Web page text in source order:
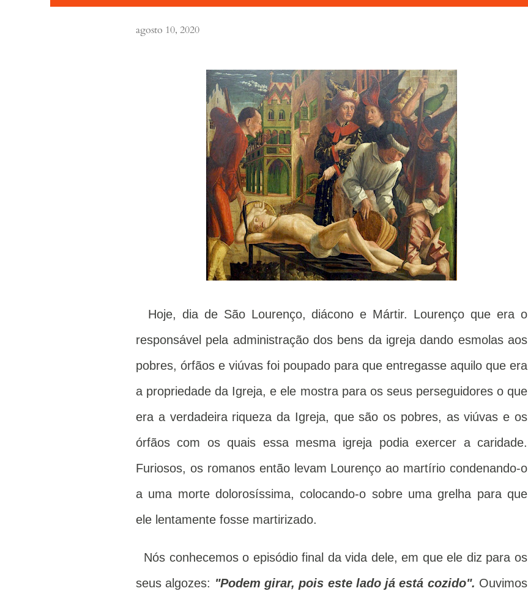
agosto 10, 2020
Hoje, dia de São Lourenço, diácono e Mártir. Lourenço que era o
responsável pela administração dos bens da igreja dando esmolas aos
pobres, órfãos e viúvas foi poupado para que entregasse aquilo que era
a propriedade da Igreja, e ele mostra para os seus perseguidores o que
era a verdadeira riqueza da Igreja, que são os pobres, as viúvas e os
órfãos com os quais essa mesma igreja podia exercer a caridade.
Furiosos, os romanos então levam Lourenço ao martírio condenando-o
a uma morte dolorosíssima, colocando-o sobre uma grelha para que
ele lentamente fosse martirizado.
Nós conhecemos o episódio final da vida dele, em que ele diz para os
seus algozes: "Podem girar, pois este lado já está cozido". Ouvimos